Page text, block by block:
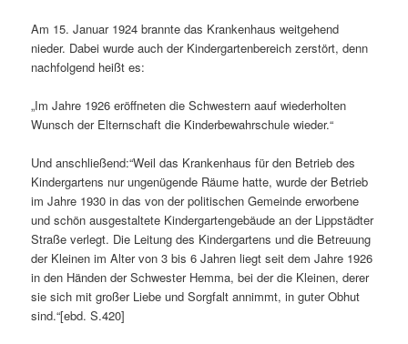
Am 15. Januar 1924 brannte das Krankenhaus weitgehend
nieder. Dabei wurde auch der Kindergartenbereich zerstört, denn
nachfolgend heißt es:
„Im Jahre 1926 eröffneten die Schwestern aauf wiederholten
Wunsch der Elternschaft die Kinderbewahrschule wieder.“
Und anschließend:“Weil das Krankenhaus für den Betrieb des
Kindergartens nur ungenügende Räume hatte, wurde der Betrieb
im Jahre 1930 in das von der politischen Gemeinde erworbene
und schön ausgestaltete Kindergartengebäude an der Lippstädter
Straße verlegt. Die Leitung des Kindergartens und die Betreuung
der Kleinen im Alter von 3 bis 6 Jahren liegt seit dem Jahre 1926
in den Händen der Schwester Hemma, bei der die Kleinen, derer
sie sich mit großer Liebe und Sorgfalt annimmt, in guter Obhut
sind.“[ebd. S.420]